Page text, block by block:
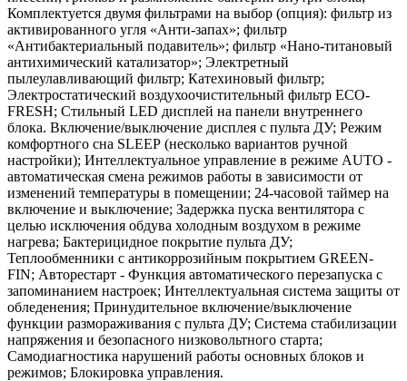
Комплектуется двумя фильтрами на выбор (опция): фильтр из
активированного угля «Анти-запах»; фильтр
«Антибактериальный подавитель»; фильтр «Нано-титановый
антихимический катализатор»; Электретный
пылеулавливающий фильтр; Катехиновый фильтр;
Электростатический воздухоочистительный фильтр ЕСО-
FRESH; Стильный LED дисплей на панели внутреннего
блока. Включение/выключение дисплея с пульта ДУ; Режим
комфортного сна SLЕЕР (несколько вариантов ручной
настройки); Интеллектуальное управление в режиме AUTO -
автоматическая смена режимов работы в зависимости от
изменений температуры в помещении; 24-часовой таймер на
включение и выключение; Задержка пуска вентилятора с
целью исключения обдува холодным воздухом в режиме
нагрева; Бактерицидное покрытие пульта ДУ;
Теплообменники с антикоррозийным покрытием GREEN-
FIN; Авторестарт - Функция автоматического перезапуска с
запоминанием настроек; Интеллектуальная система защиты от
обледенения; Принудительное включение/выключение
функции размораживания с пульта ДУ; Система стабилизации
напряжения и безопасного низковольтного старта;
Самодиагностика нарушений работы основных блоков и
режимов; Блокировка управления.